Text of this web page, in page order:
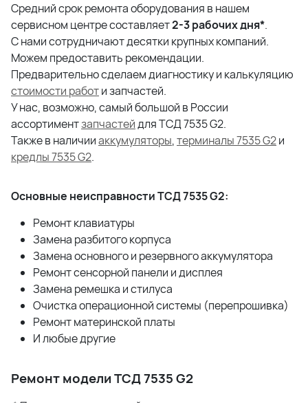
Средний срок ремонта оборудования в нашем
сервисном центре составляет2-3 рабочих дня*.
С нами сотрудничают десятки крупных компаний.
Можем предоставить рекомендации.
Предварительно сделаем диагностику и калькуляцию
стоимости работи запчастей.
У нас, возможно, самый большой в России
ассортиментзапчастейдля ТСД 7535 G2.
Также в наличииаккумуляторы,терминалы 7535 G2и
кредлы 7535 G2.
Основные неисправности ТСД 7535 G2:
Ремонт клавиатуры
Замена разбитого корпуса
Замена основного и резервного аккумулятора
Ремонт сенсорной панели и дисплея
Замена ремешка и стилуса
Очистка операционной системы (перепрошивка)
Ремонт материнской платы
И любые другие
Ремонт модели ТСД 7535 G2